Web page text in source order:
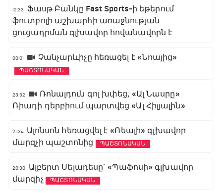
12:33
Ֆասթ Բանկը Fast Sports-ի եթերում
ֆուտբոլի աշխարհի առաջնության
ցուցադրման գլխավոր հովանավորն է
00:01 Չանչարևիչը հեռացել է «Նոայից»
ՊԱՇՏՈՆԱԿԱՆ
23:32
Ռոնալդուն գոլ խփեց, «Ալ Նասրը»
Ռիադի դերբիում պարտվեց «Ալ Հիլյալին»
21:34 Ալոնսոն հեռացվել է «Ռեալի» գլխավոր
մարզչի պաշտոնից
ՊԱՇՏՈՆԱԿԱՆ
20:30
Ալբերտ Սելադեսը` «Պաֆոսի» գլխավոր
մարզիչ
ՊԱՇՏՈՆԱԿԱՆ